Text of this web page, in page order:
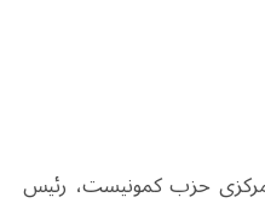
حزب کمونیست، رئیس